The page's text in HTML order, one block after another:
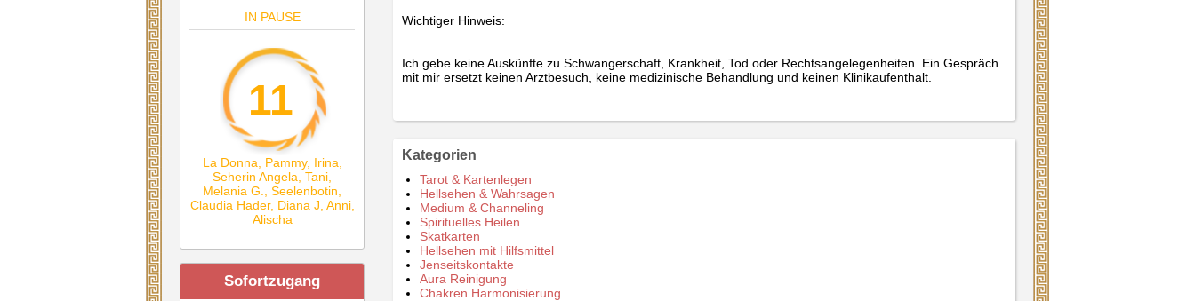
IN PAUSE
11
La Donna Pammy, Irina
Seherin Angela Tani
Melania G.
Seelenbotin
Claudia Hader, Diana J Anni,
Alischa
Sofortzugang
Wichtiger Hinweis:
Ich gebe keine Auskünfte zu Schwangerschaft, Krankheit, Tod oder Rechtsangelegenheiten. Ein Gespräch
mit mir ersetzt keinen Arztbesuch, keine medizinische Behandlung und keinen Klinikaufenthalt.
Kategorien
Tarot & Kartenlegen
Hellsehen & Wahrsagen
Medium & Channeling
Spirituelles Heilen
Skatkarten
Hellsehen mit Hilfsmittel
Jenseitskontakte
Aura Reinigung
Chakren Harmonisierung